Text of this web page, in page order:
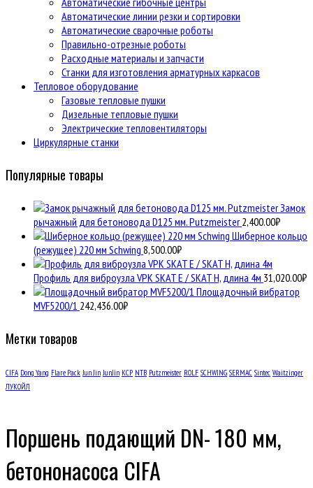
Автоматические линии резки и сортировки
Автоматические сварочные роботы
Правильно-отрезные роботы
Расходные материалы и запчасти
Станки для изготовления арматурных каркасов
Тепловое оборудование
Газовые тепловые пушки
Дизельные тепловые пушки
Электрические тепловентиляторы
Циркулярные станки
Популярные товары
Замок
рычажный для бетоновода D125 мм. Putzmeister 2,400.00₽
Шиберное кольцо
(режущее) 220 мм Schwing 8,500.00₽
Профиль для виброузла VPK SKAT E / SKAT H, длина 4м 31,020.00₽
Площадочный вибратор
MVF5200/1 242,436.00₽
Метки товаров
CIFA Dong Yang Flare Pack Jun Jin JunJin KCP NTB Putzmeister ROLF SCHWING SERMAC Sintec Waitzinger
ЛУКОЙЛ
Поршень подающий DN- 180 мм,
бетононасоса CIFA